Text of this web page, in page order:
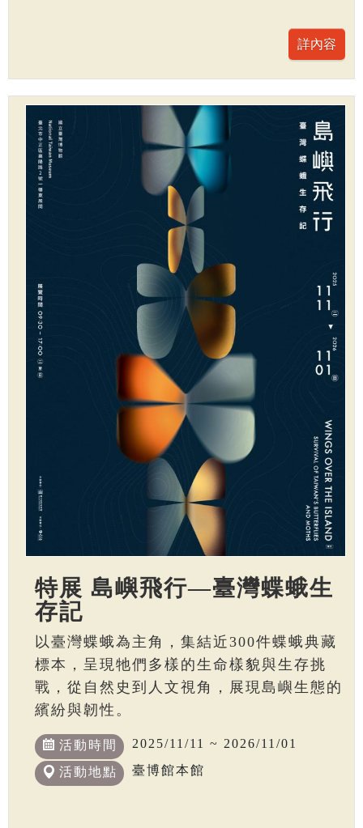
特展 島嶼飛行—臺灣蝶蛾生
存記
以臺灣蝶蛾為主角，集結近300件蝶蛾典藏
標本，呈現牠們多樣的生命樣貌與生存挑
戰，從自然史到人文視角，展現島嶼生態的
繽紛與韌性。
活動時間 2025/11/11 ~ 2026/11/01
活動地點 臺博館本館